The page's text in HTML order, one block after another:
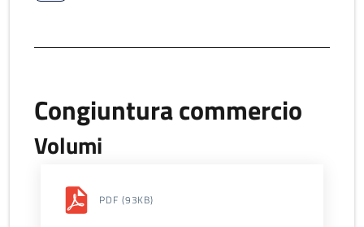
Congiuntura commercio
Volumi
PDF (93KB)